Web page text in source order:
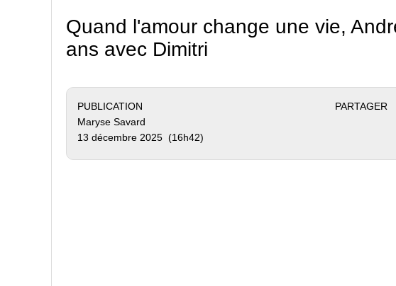
Quand l'amour change une vie,
ans avec Dimitri
PUBLICATION
Maryse Savard
13 décembre 2025 (16h42)
PARTAGER